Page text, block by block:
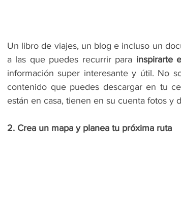
Un libro de viajes, un blog e incluso un
a las que puedes recurrir para inspirarte
información super interesante y útil. No
contenido que puedes descargar en tu
están en casa, tienen en su cuenta fotos y
2. Crea un mapa y planea tu próxima ruta